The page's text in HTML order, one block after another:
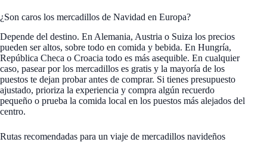
¿Son caros los mercadillos de Navidad en Europa?
Depende del destino. En Alemania, Austria o Suiza los precios
pueden ser altos, sobre todo en comida y bebida. En Hungría,
República Checa o Croacia todo es más asequible. En cualquier
caso, pasear por los mercadillos es gratis y la mayoría de los
puestos te dejan probar antes de comprar. Si tienes presupuesto
ajustado, prioriza la experiencia y compra algún recuerdo
pequeño o prueba la comida local en los puestos más alejados del
centro.
Rutas recomendadas para un viaje de mercadillos navideños